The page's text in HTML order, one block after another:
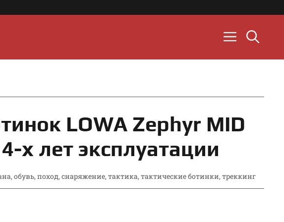
LOWA Zephyr MID
х лет эксплуатации
, обувь, поход, снаряжение, тактика, тактические ботинки, треккинг